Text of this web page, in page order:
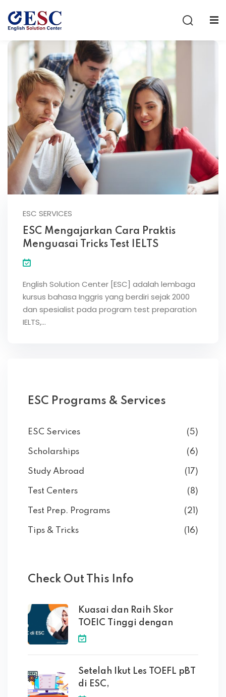
ESC SERVICES
ESC Mengajarkan Cara Praktis
Menguasai Tricks Test IELTS
English Solution Center [ESC] adalah lembaga
kursus bahasa Inggris yang berdiri sejak 2000
dan spesialist pada program test preparation
IELTS,…
ESC Programs & Services
ESC Services (5)
Scholarships (6)
Study Abroad (17)
Test Centers (8)
Test Prep. Programs (21)
Tips & Tricks (16)
Check Out This Info
Kuasai dan Raih Skor
TOEIC Tinggi dengan
Setelah Ikut Les TOEFL pBT
di ESC,
Sign in
Don’t have an account?
Remember me Lost your password?